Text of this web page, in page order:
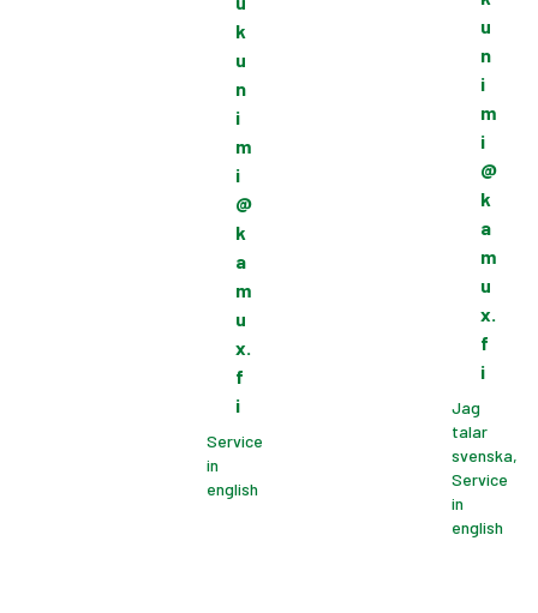
k
u
n
i
m
i
@
k
a
m
u
x.
f
i
Service
in
english
u
n
i
m
i
@
k
a
m
u
x.
f
i
Jag
talar
svenska,
Service
in
english